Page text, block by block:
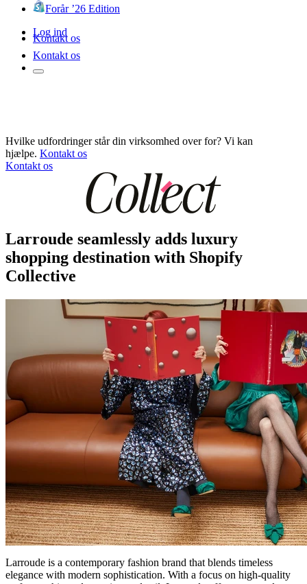
Forår ’26 Edition
Log ind
Kontakt os
Kontakt os
Hvilke udfordringer står din virksomhed over for? Vi kan
hjælpe. Kontakt os
Kontakt os
Larroude seamlessly adds luxury
shopping destination with Shopify
Collective
Larroude is a contemporary fashion brand that blends timeless
elegance with modern sophistication. With a focus on high-quality